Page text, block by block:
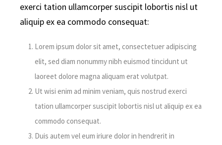
exerci tation ullamcorper suscipit lobortis nisl ut
aliquip ex ea commodo consequat:
Lorem ipsum dolor sit amet, consectetuer adipiscing
elit, sed diam nonummy nibh euismod tincidunt ut
laoreet dolore magna aliquam erat volutpat.
Ut wisi enim ad minim veniam, quis nostrud exerci
tation ullamcorper suscipit lobortis nisl ut aliquip ex ea
commodo consequat.
Duis autem vel eum iriure dolor in hendrerit in